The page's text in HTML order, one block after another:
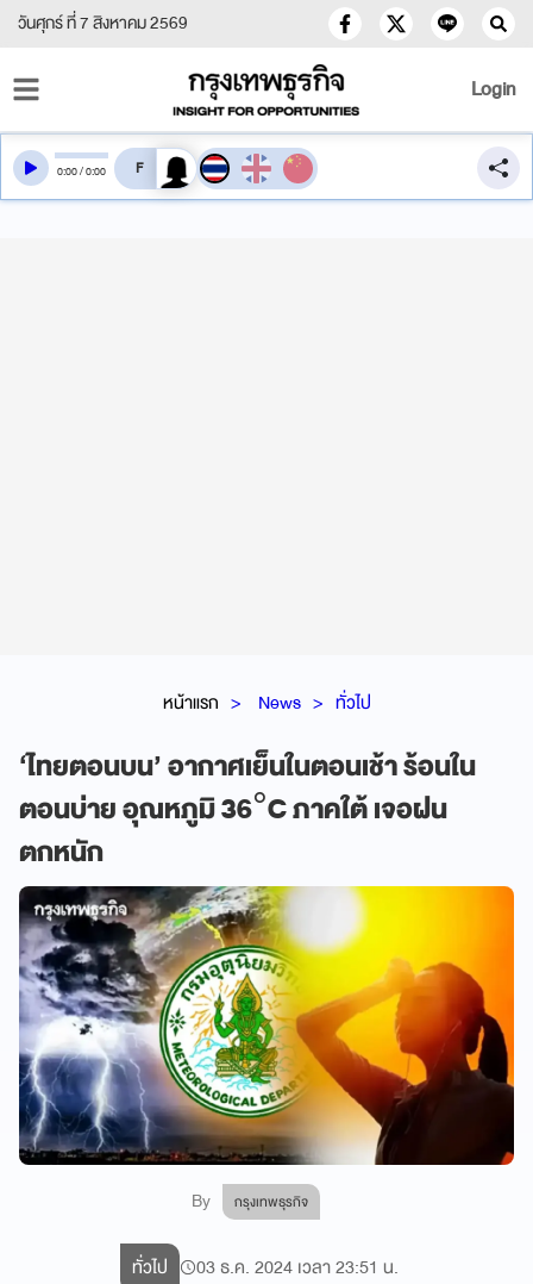
วันศุกร์ ที่ 7 สิงหาคม 2569
Login
หน้าแรก News ทั่วไป
‘ไทยตอนบน’ อากาศเย็นในตอนเช้า ร้อนใน
ตอนบ่าย อุณหภูมิ 36°C ภาคใต้ เจอฝน
ตกหนัก
By กรุงเทพธุรกิจ
0:00/0:00 สลับเสียงอ่าน
ทั่วไป 03 ธ.ค. 2024 เวลา 23:51 น.